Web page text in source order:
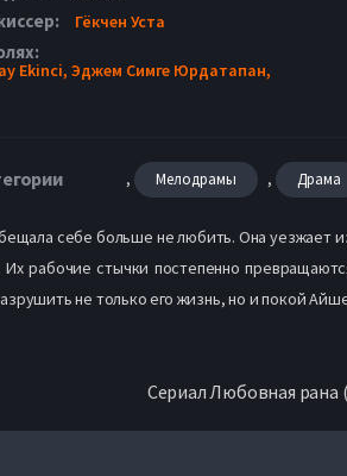
Гёкчен Уста
Ekinci, Эджем Симге Юрдатапан,
, Мелодрамы , Драма
себе больше не любить. Она уезжает
рабочие стычки постепенно
не только его жизнь, но и покой
Сериал Любовная рана